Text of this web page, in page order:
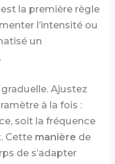
est la première règle
l’intensité ou
un
Ajustez
à la fois :
soit la fréquence
Cette manière de
de s’adapter